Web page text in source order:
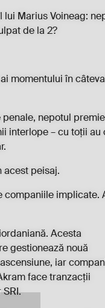
Marius Voineag:
de la 2?
momentului în
nepotul
interlope – cu toții au
acest peisaj.
companiile implicate.
Acesta
gestionează nouă
iar
face tranzacții